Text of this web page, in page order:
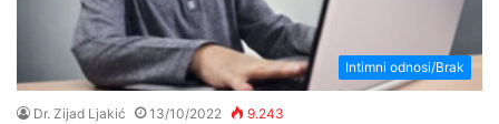
Intimni odnosi/Brak
Dr. Zijad Ljakić 13/10/2022 9.243